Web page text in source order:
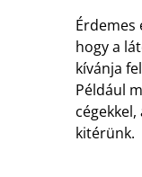
Érdemes
hogy a
kívánja
Például
kitérünk.